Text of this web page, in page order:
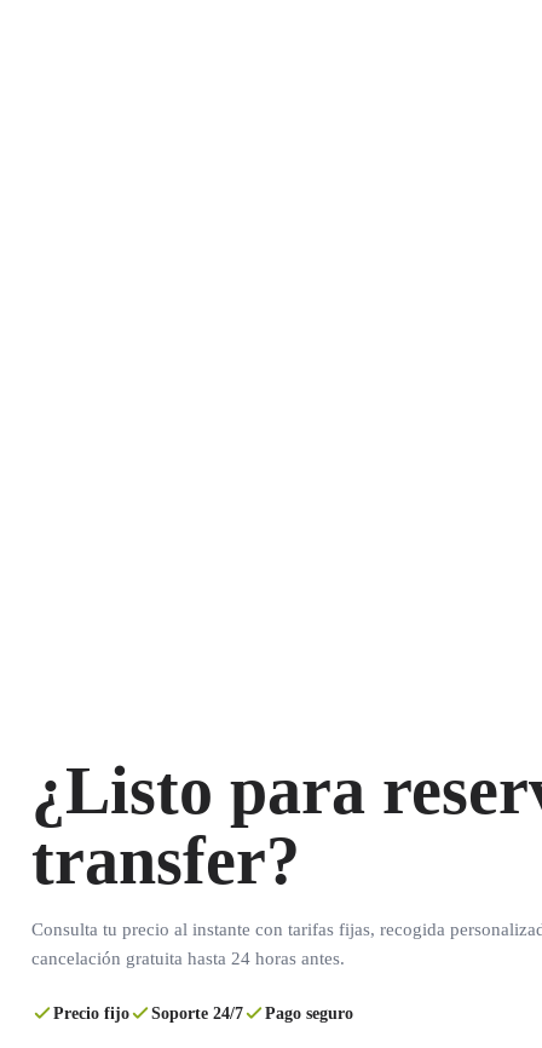
¿Listo para
transfer?
Consulta tu precio al instante con tarifas fijas, recogida
cancelación gratuita hasta 24 horas antes.
Precio fijo Soporte 24/7 Pago seguro